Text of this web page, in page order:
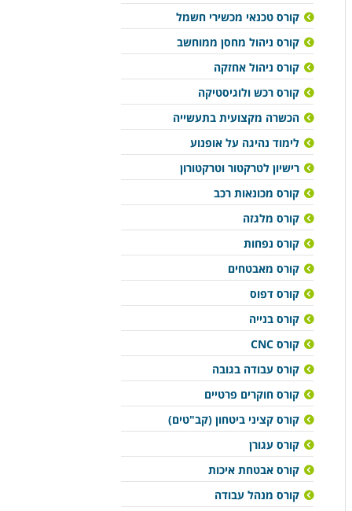
קורס טכנאי מכשירי חשמל
קורס ניהול מחסן ממוחשב
קורס ניהול אחזקה
קורס רכש ולוגיסטיקה
הכשרה מקצועית בתעשייה
לימוד נהיגה על אופנוע
רישיון לטרקטור וטרקטורון
קורס מכונאות רכב
קורס מלגזה
קורס נפחות
קורס מאבטחים
קורס דפוס
קורס בנייה
קורס CNC
קורס עבודה בגובה
קורס חוקרים פרטיים
קורס קציני ביטחון (קב"טים)
קורס עגורן
קורס אבטחת איכות
קורס מנהל עבודה